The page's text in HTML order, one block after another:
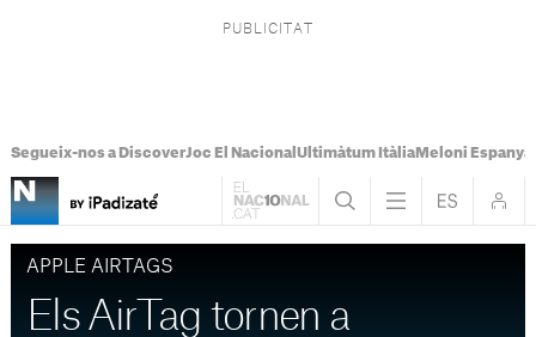
Segueix-nos a DiscoverJoc El Nacional Ultimàtum ItàliaMeloni Espanya
APPLE AIRTAGS
Els AirTag tornen a